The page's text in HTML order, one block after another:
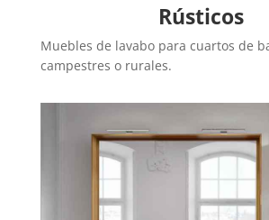
Rústicos
Muebles de lavabo para cuartos de
campestres o rurales.